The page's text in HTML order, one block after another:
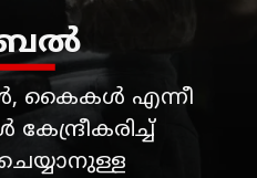
കൈകൾ എന്നീ
ഡംബൽ